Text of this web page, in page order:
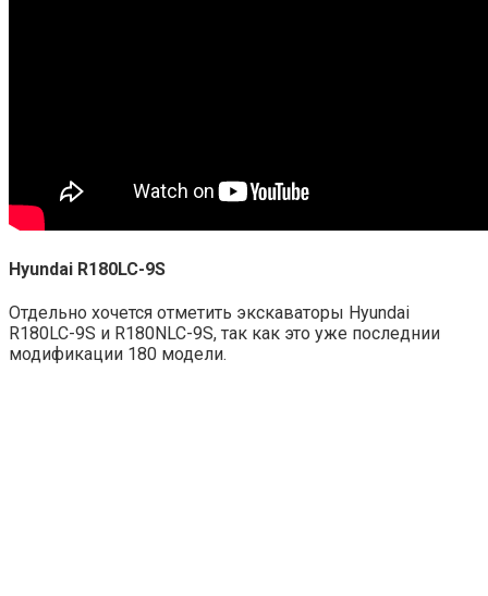
Hyundai R180LC-9S
Отдельно хочется отметить экскаваторы Hyundai
R180LC-9S и R180NLC-9S, так как это уже последнии
модификации 180 модели.